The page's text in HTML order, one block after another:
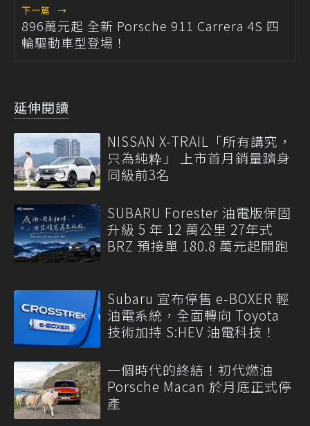
下一篇 →
896萬元起 全新 Porsche 911 Carrera 4S 四
輪驅動車型登場！
延伸閱讀
NISSAN X-TRAIL「所有講究，
只為純粋」 上市首月銷量躋身
同級前3名
SUBARU Forester 油電版保固
升級 5 年 12 萬公里 27年式
BRZ 預接單 180.8 萬元起開跑
Subaru 宣布停售 e-BOXER 輕
油電系統，全面轉向 Toyota
技術加持 S:HEV 油電科技！
一個時代的終結！初代燃油
Porsche Macan 於月底正式停
產